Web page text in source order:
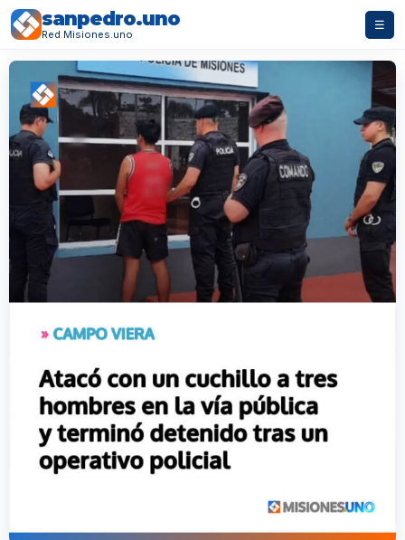
sanpedro.uno
Red Misiones.uno
☰